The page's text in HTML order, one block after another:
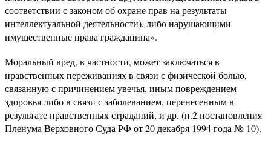
соответствии с законом об охране прав на результаты
интеллектуальной деятельности), либо нарушающими
имущественные права гражданина».
Моральный вред, в частности, может заключаться в
нравственных переживаниях в связи с физической болью,
связанную с причинением увечья, иным повреждением
здоровья либо в связи с заболеванием, перенесенным в
результате нравственных страданий, и др. (п.2 постановления
Пленума Верховного Суда РФ от 20 декабря 1994 года № 10).